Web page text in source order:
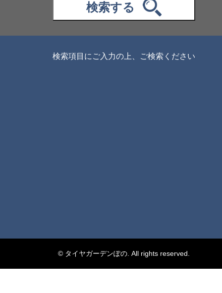
検索する
検索項目にご入力の上、ご検索ください
© タイヤガーデンぽの. All rights reserved.